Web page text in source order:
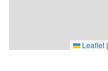
Leaflet |